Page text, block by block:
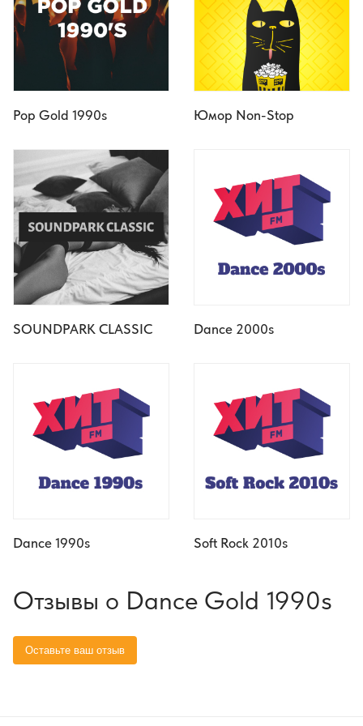
Pop Gold 1990s Юмор Non-Stop
SOUNDPARK CLASSIC Dance 2000s
Dance 1990s Soft Rock 2010s
Отзывы о Dance Gold 1990s